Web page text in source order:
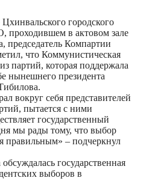
городского
в актовом зале
председатель Компартии
что Коммунистическая
партий, которая поддержала
нынешнего президента
вокруг себя представителей
пытается с ними
государственный
мы рады тому, что выбор
правильным» – подчеркнул
государственная
выборов в